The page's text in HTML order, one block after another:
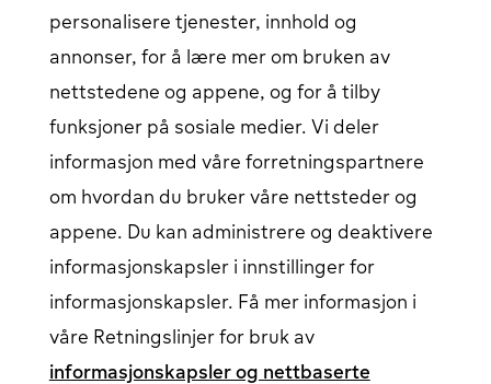
Hjelpesenter
Artikler
Vårt ladenettverk
Logg inn
Innlogging for elbil-sjåfør
Åpnes i et nytt vindu
Bedriftspålogging
Åpnes i et nytt vindu
Følg oss på sosiale medier
personalisere tjenester, innhold og
annonser, for å lære mer om bruken av
nettstedene og appene, og for å tilby
funksjoner på sosiale medier. Vi deler
informasjon med våre forretningspartnere
om hvordan du bruker våre nettsteder og
appene. Du kan administrere og deaktivere
informasjonskapsler i innstillinger for
informasjonskapsler. Få mer informasjon i
våre Retningslinjer for bruk av
informasjonskapsler og nettbaserte